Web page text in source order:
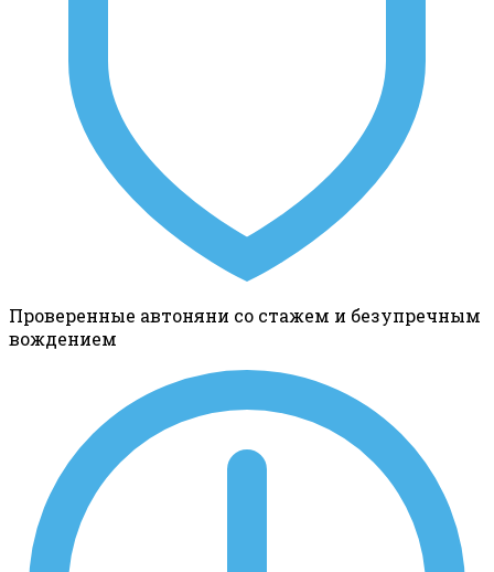
Проверенные автоняни со стажем и безупречным
вождением